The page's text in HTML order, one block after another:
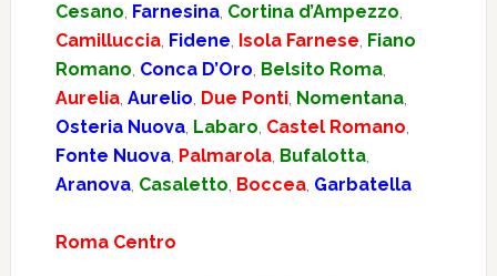
Cesano, Farnesina, Cortina d’Ampezzo,
Camilluccia, Fidene, Isola Farnese, Fiano
Romano, Conca D’Oro, Belsito Roma,
Aurelia, Aurelio, Due Ponti, Nomentana,
Osteria Nuova, Labaro, Castel Romano,
Fonte Nuova, Palmarola, Bufalotta,
Aranova, Casaletto, Boccea, Garbatella
Roma Centro